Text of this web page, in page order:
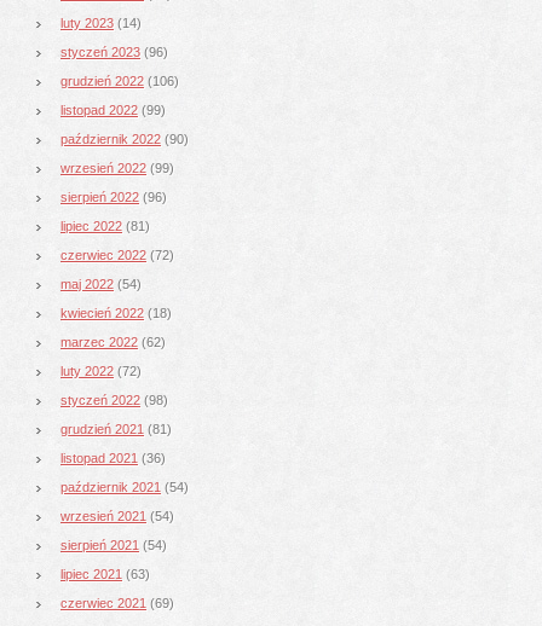
luty 2023 (14)
styczeń 2023 (96)
grudzień 2022 (106)
listopad 2022 (99)
październik 2022 (90)
wrzesień 2022 (99)
sierpień 2022 (96)
lipiec 2022 (81)
czerwiec 2022 (72)
maj 2022 (54)
kwiecień 2022 (18)
marzec 2022 (62)
luty 2022 (72)
styczeń 2022 (98)
grudzień 2021 (81)
listopad 2021 (36)
październik 2021 (54)
wrzesień 2021 (54)
sierpień 2021 (54)
lipiec 2021 (63)
czerwiec 2021 (69)